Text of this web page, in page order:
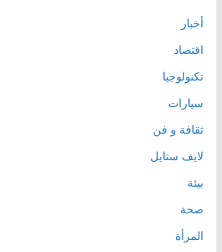
أخبار
اقتصاد
تكنولوجيا
سيارات
ثقافة و فن
لايف ستايل
بيئة
صحة
المرأة